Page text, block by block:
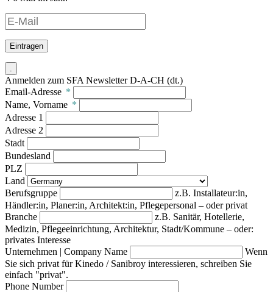
Eintragen
Anmelden zum SFA Newsletter D-A-CH (dt.)
Email-Adresse *
Name, Vorname *
Adresse 1
Adresse 2
Stadt
Bundesland
PLZ
Land
Berufsgruppe
z.B. Installateur:in,
Händler:in, Planer:in, Architekt:in, Pflegepersonal – oder privat
Branche
z.B. Sanitär, Hotellerie,
Medizin, Pflegeeinrichtung, Architektur, Stadt/Kommune – oder:
privates Interesse
Unternehmen | Company Name
Wenn
Sie sich privat für Kinedo / Sanibroy interessieren, schreiben Sie
einfach "privat".
Phone Number